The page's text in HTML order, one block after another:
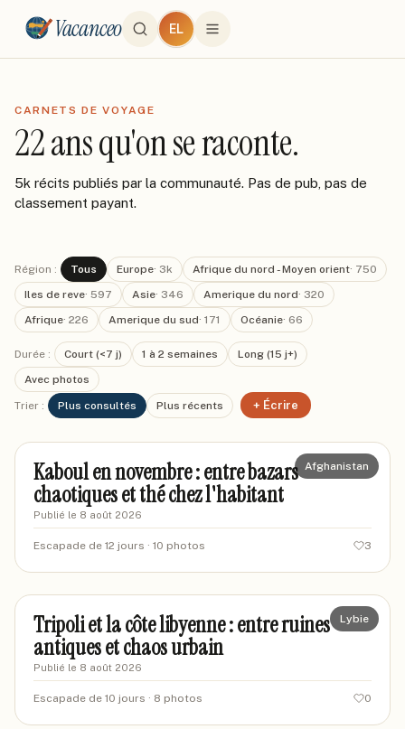
Vacanceo EL
CARNETS DE VOYAGE
22 ans qu'on se raconte.
5k récits publiés par la communauté. Pas de pub, pas de
classement payant.
Région : Tous Europe· 3k Afrique du nord - Moyen orient· 750
Iles de reve· 597 Asie· 346 Amerique du nord· 320
Afrique· 226 Amerique du sud· 171 Océanie· 66
Durée : Court (<7 j) 1 à 2 semaines
Long (15 j+)
Avec photos
Trier : Plus consultés Plus récents + Écrire
marinefromlyon
Afghanistan
Kaboul en novembre : entre bazars
chaotiques et thé chez l'habitant
Publié le 8 août 2026
Escapade de 12 jours · 10 photos 3
sarahnomade87
Lybie
Tripoli et la côte libyenne : entre ruines
antiques et chaos urbain
Publié le 8 août 2026
Escapade de 10 jours · 8 photos 0
marcaventures